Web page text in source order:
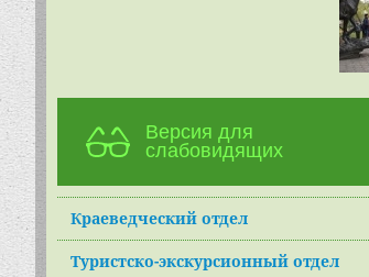
Версия для
слабовидящих
Краеведческий отдел
Туристско-экскурсионный отдел